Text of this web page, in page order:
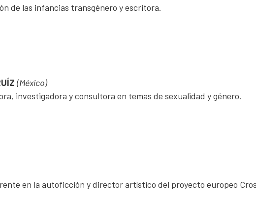
de las infancias transgénero y escritora.
(México)
investigadora y consultora en temas de sexualidad y género.
en la autoficción y director artístico del proyecto europeo